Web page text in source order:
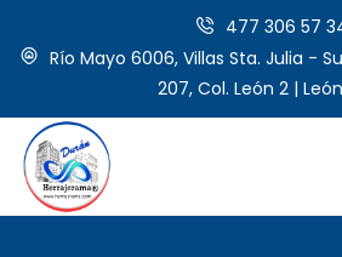
477 306 57
Río Mayo 6006, Villas Sta. Julia -
207, Col. León 2 |